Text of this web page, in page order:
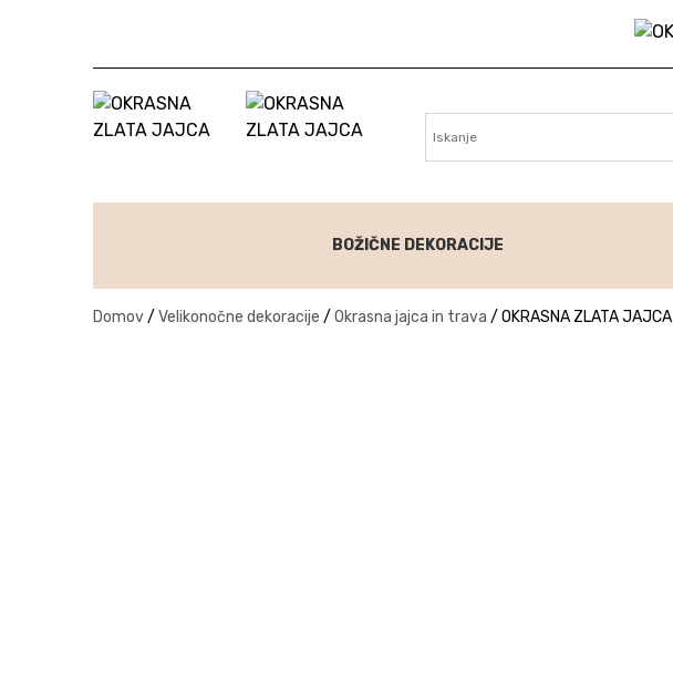
BOŽIČNE DEKORACIJE
Domov/ Velikonočne dekoracije / Okrasna jajca in trava / OKRASNA ZLATA JAJCA